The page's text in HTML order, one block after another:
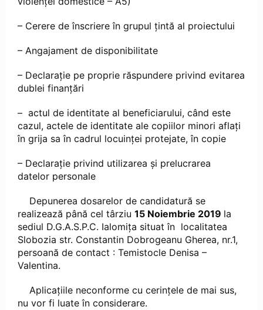
– Cerere de înscriere în grupul țintă al proiectului
– Angajament de disponibilitate
– Declarație pe proprie răspundere privind evitarea
dublei finanțări
– actul de identitate al beneficiarului, când este
cazul, actele de identitate ale copiilor minori aflați
în grija sa în cadrul locuinței protejate, în copie
– Declarație privind utilizarea și prelucrarea
datelor personale
Depunerea dosarelor de candidatură se
realizează până cel târziu 15 Noiembrie 2019 la
sediul D.G.A.S.P.C. Ialomița situat în localitatea
Slobozia str. Constantin Dobrogeanu Gherea, nr.1,
persoană de contact : Temistocle Denisa –
Valentina.
Aplicațiile neconforme cu cerințele de mai sus,
nu vor fi luate în considerare.